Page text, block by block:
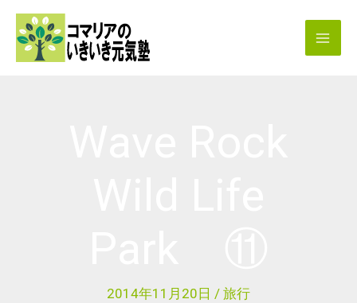
2014年11月20日 / 旅行